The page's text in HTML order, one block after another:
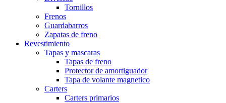
Tornillos
Frenos
Guardabarros
Zapatas de freno
Revestimiento
Tapas y mascaras
Tapas de freno
Protector de amortiguador
Tapa de volante magnetico
Carters
Carters primarios